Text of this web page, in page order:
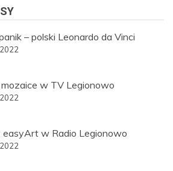
– polski Leonardo da Vinci
w TV Legionowo
w Radio Legionowo